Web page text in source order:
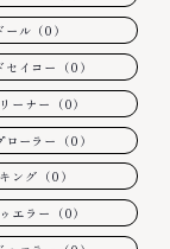
ール（0）
セイコー（0）
ーナー（0）
ローラー（0）
ング（0）
エラー（0）